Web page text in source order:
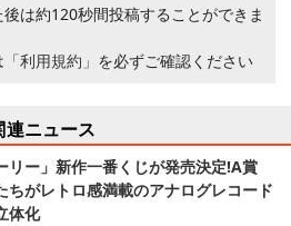
は約120秒間投稿することができま
「利用規約」 を必ずご確認ください
連ニュース
リー」新作一番くじが発売決定!A賞
ちがレトロ感満載のアナログレコード
体化